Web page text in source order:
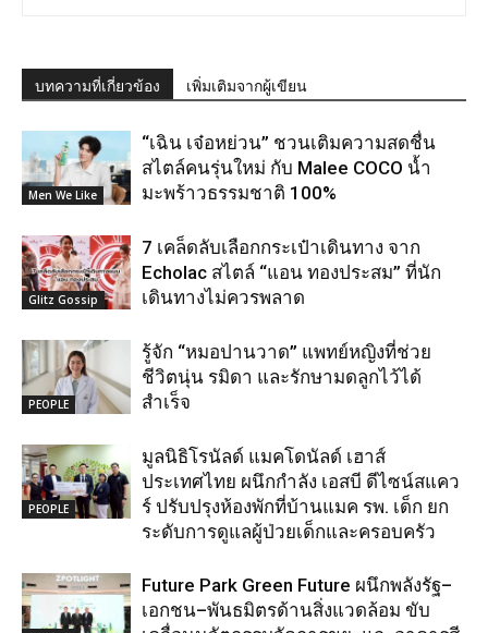
บทความที่เกี่ยวข้อง เพิ่มเติมจากผู้เขียน
Men We Like
“เฉิน เจ๋อหย่วน” ชวนเติมความสดชื่น
สไตล์คนรุ่นใหม่ กับ Malee COCO น้ำ
มะพร้าวธรรมชาติ 100%
Glitz Gossip
7 เคล็ดลับเลือกกระเป๋าเดินทาง จาก
Echolac สไตล์ “แอน ทองประสม” ที่นัก
เดินทางไม่ควรพลาด
PEOPLE
รู้จัก “หมอปานวาด” แพทย์หญิงที่ช่วย
ชีวิตนุ่น รมิดา และรักษามดลูกไว้ได้
สำเร็จ
PEOPLE
มูลนิธิโรนัลด์ แมคโดนัลด์ เฮาส์
ประเทศไทย ผนึกกำลัง เอสบี ดีไซน์สแคว
ร์ ปรับปรุงห้องพักที่บ้านแมค รพ. เด็ก ยก
ระดับการดูแลผู้ป่วยเด็กและครอบครัว
Future Park Green Future ผนึกพลังรัฐ–
เอกชน–พันธมิตรด้านสิ่งแวดล้อม ขับ